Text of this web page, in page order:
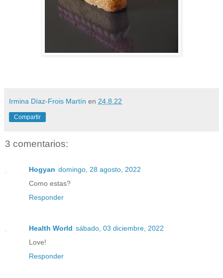
Irmina Díaz-Frois Martín en 24.8.22
Compartir
3 comentarios:
Hogyan domingo, 28 agosto, 2022
Como estas?
Responder
Health World sábado, 03 diciembre, 2022
Love!
Responder